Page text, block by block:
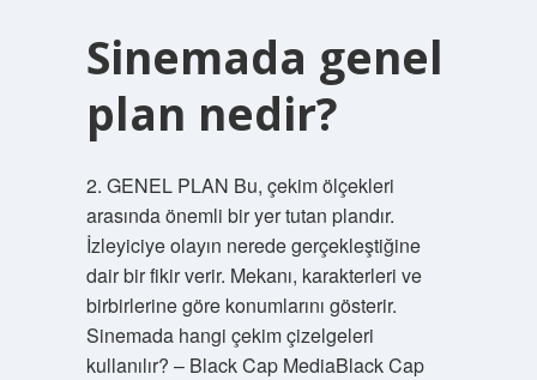
Sinemada genel
plan nedir?
2. GENEL PLAN Bu, çekim ölçekleri
arasında önemli bir yer tutan plandır.
İzleyiciye olayın nerede gerçekleştiğine
dair bir fikir verir. Mekanı, karakterleri ve
birbirlerine göre konumlarını gösterir.
Sinemada hangi çekim çizelgeleri
kullanılır? – Black Cap MediaBlack Cap